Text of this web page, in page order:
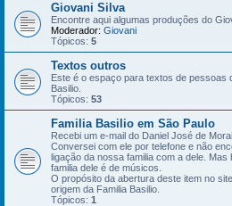
Giovani Silva
Encontre aqui algumas produções do
Moderador: Giovani
Tópicos: 5
Textos outros
Este é o espaço para textos de pessoas
Basilio.
Tópicos: 53
Familia Basilio em São Paulo
Recebi um e-mail do Daniel José de
Conversei com ele por telefone e não
ligação da nossa familia com a dele.
familia dele é de músicos.
O propósito da abertura deste item no
origem da Familia Basilio.
Tópicos: 1